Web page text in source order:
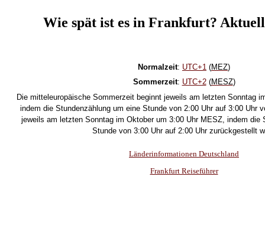
Wie spät ist es in Frankfurt?
Normalzeit: UTC+1 (MEZ)
Sommerzeit: UTC+2(MESZ)
Die mitteleuropäische Sommerzeit beginnt jeweils am letzten Sonntag
indem die Stundenzählung um eine Stunde von 2:00 Uhr auf 3:00 Uhr
jeweils am letzten Sonntag im Oktober um 3:00 Uhr MESZ, indem die
Stunde von 3:00 Uhr auf 2:00 Uhr zurückgestellt
Länderinformationen Deutschland
Frankfurt Reiseführer